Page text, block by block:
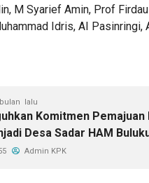
M Syarief Amin, Prof
Idris, AI Pasinringi,
lalu
Komitmen
Desa Sadar HAM
Admin KPK